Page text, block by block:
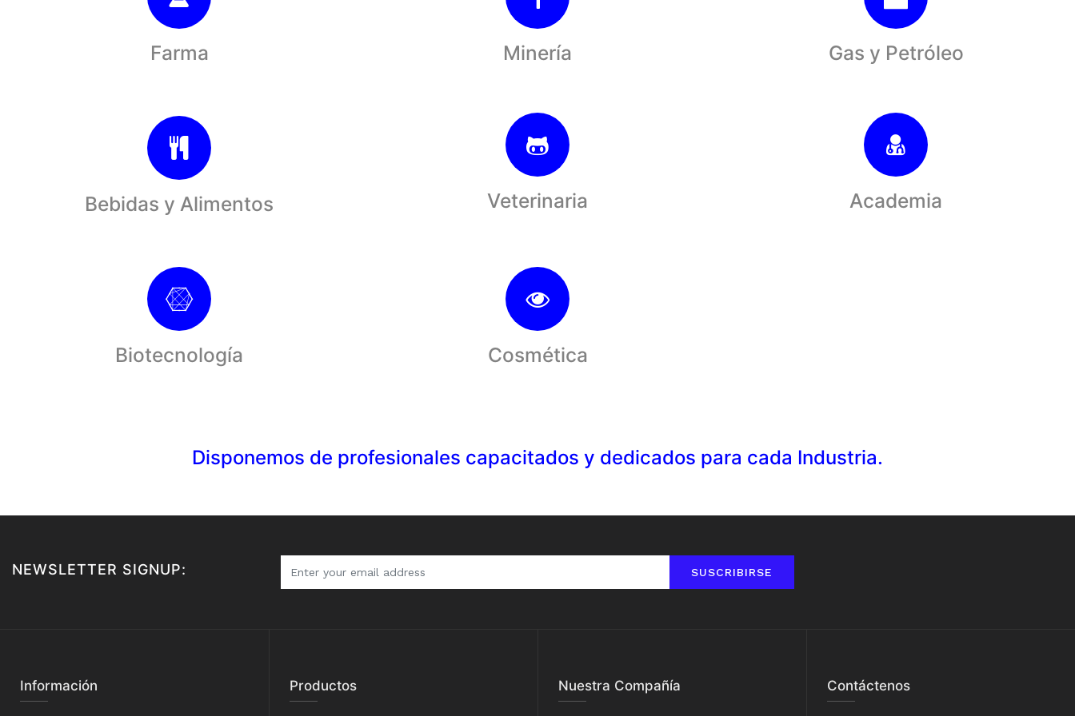
Farma Minería Gas y Petróleo
Bebidas y Alimentos Veterinaria Academia
Biotecnología Cosmética
Disponemos de profesionales capacitados y dedicados para cada Industria.
NEWSLETTER SIGNUP: SUSCRIBIRSE
Información Productos Nuestra Compañía Contáctenos